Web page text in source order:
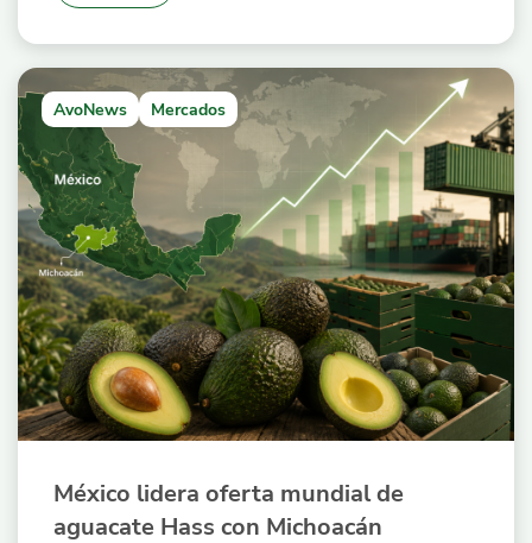
AvoNews Mercados
México lidera oferta mundial de
aguacate Hass con Michoacán